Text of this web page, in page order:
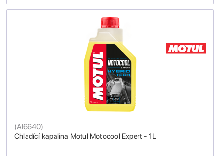
Chladící kapalina Motul Motocool Expert - 1L
(AI6640)